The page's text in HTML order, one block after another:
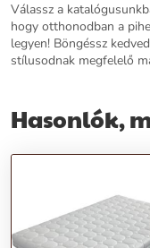
Válassz a
hogy otthonodban a
legyen! Böngéssz
stílusodnak megfelelő
Hasonlók,